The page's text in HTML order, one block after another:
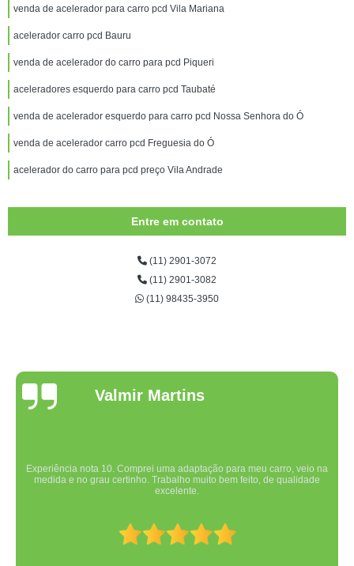
venda de acelerador para carro pcd Vila Mariana
acelerador carro pcd Bauru
venda de acelerador do carro para pcd Piqueri
aceleradores esquerdo para carro pcd Taubaté
venda de acelerador esquerdo para carro pcd Nossa Senhora do Ó
venda de acelerador carro pcd Freguesia do Ó
acelerador do carro para pcd preço Vila Andrade
Entre em contato
(11) 2901-3072
(11) 2901-3082
(11) 98435-3950
Valmir Martins
Experiência nota 10. Comprei uma adaptação para meu carro, veio na
medida e no grau certinho. Trabalho muito bem feito, de qualidade
excelente.